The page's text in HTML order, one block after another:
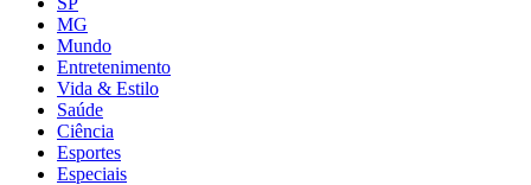
MG
Mundo
Entretenimento
Vida & Estilo
Saúde
Ciência
Esportes
Especiais